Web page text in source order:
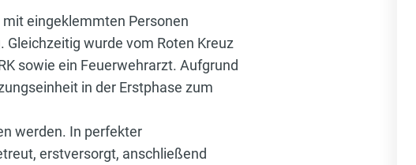
eingeklemmten Personen
wurde vom Roten Kreuz
sowie ein Feuerwehrarzt. Aufgrund
in der Erstphase zum
werden. In perfekter
erstversorgt, anschließend